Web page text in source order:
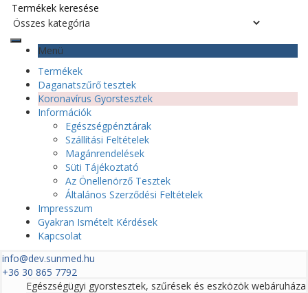
Menü
Termékek
Daganatszűrő tesztek
Koronavírus Gyorstesztek
Információk
Egészségpénztárak
Szállítási Feltételek
Magánrendelések
Süti Tájékoztató
Az Önellenörző Tesztek
Általános Szerződési Feltételek
Impresszum
Gyakran Ismételt Kérdések
Kapcsolat
info@dev.sunmed.hu
+36 30 865 7792
Egészségügyi gyorstesztek, szűrések és eszközök webáruháza